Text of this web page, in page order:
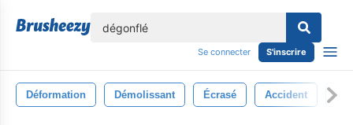
Se connecter S'inscrire
Déformation Démolissant Écrasé Accident La